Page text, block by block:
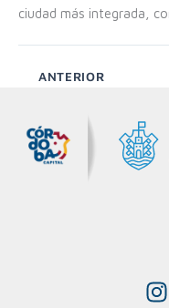
ciudad más integrada,
ANTERIOR
I